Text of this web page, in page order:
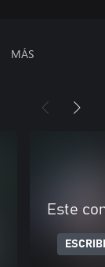
MÁS
Este